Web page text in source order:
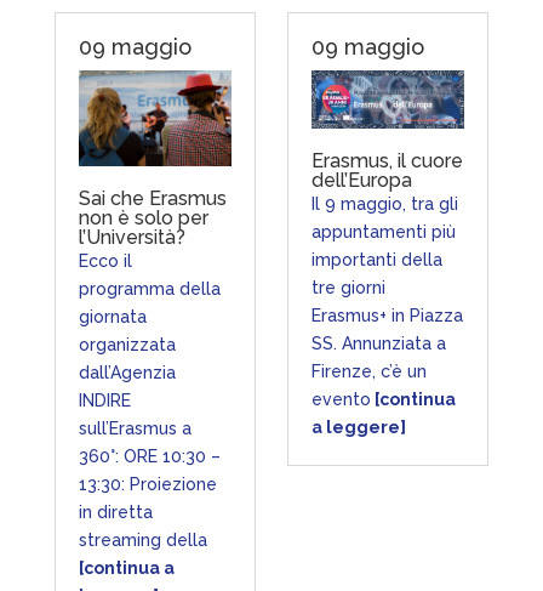
09 maggio
Sai che Erasmus
non è solo per
l’Università?
Ecco il
programma della
giornata
organizzata
dall’Agenzia
INDIRE
sull’Erasmus a
360°: ORE 10:30 –
13:30: Proiezione
in diretta
streaming della
[continua a
09 maggio
Erasmus, il cuore
dell’Europa
Il 9 maggio, tra gli
appuntamenti più
importanti della
tre giorni
Erasmus+ in Piazza
SS. Annunziata a
Firenze, c’è un
evento [continua
a leggere]